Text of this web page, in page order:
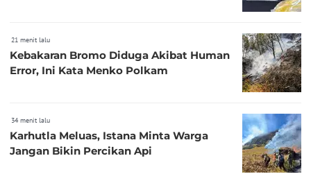
21 menit lalu
Kebakaran Bromo Diduga Akibat Human
Error, Ini Kata Menko Polkam
34 menit lalu
Karhutla Meluas, Istana Minta Warga
Jangan Bikin Percikan Api